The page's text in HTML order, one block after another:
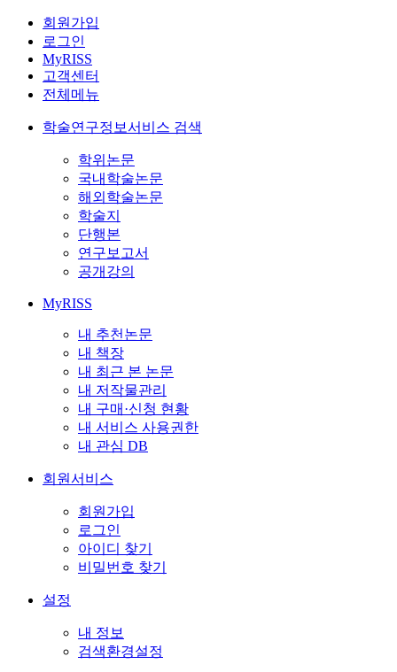
회원가입
로그인
MyRISS
고객센터
전체메뉴
학술연구정보서비스 검색
학위논문
국내학술논문
해외학술논문
학술지
단행본
연구보고서
공개강의
MyRISS
내 추천논문
내 책장
내 최근 본 논문
내 저작물관리
내 구매·신청 현황
내 서비스 사용권한
내 관심 DB
회원서비스
회원가입
로그인
아이디 찾기
비밀번호 찾기
설정
내 정보
검색환경설정